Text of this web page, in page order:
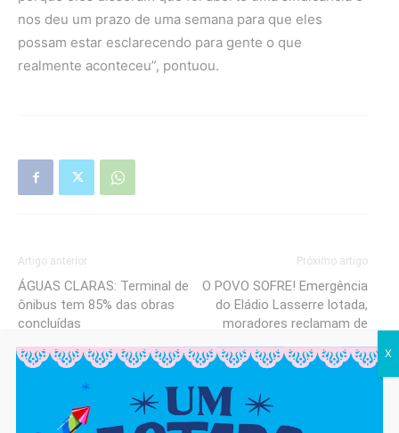
nos deu um prazo de uma semana para que eles
possam estar esclarecendo para gente o que
realmente aconteceu”, pontuou.
Artigo anterior
ÁGUAS CLARAS: Terminal de
ônibus tem 85% das obras
concluídas
Próximo artigo
O POVO SOFRE! Emergência
do Eládio Lasserre lotada,
moradores reclamam de
cjadm
X